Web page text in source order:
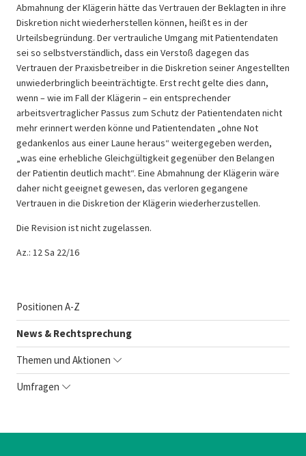
Abmahnung der Klägerin hätte das Vertrauen der Beklagten in ihre
Diskretion nicht wiederherstellen können, heißt es in der
Urteilsbegründung. Der vertrauliche Umgang mit Patientendaten
sei so selbstverständlich, dass ein Verstoß dagegen das
Vertrauen der Praxisbetreiber in die Diskretion seiner Angestellten
unwiederbringlich beeinträchtigte. Erst recht gelte dies dann,
wenn – wie im Fall der Klägerin – ein entsprechender
arbeitsvertraglicher Passus zum Schutz der Patientendaten nicht
mehr erinnert werden könne und Patientendaten „ohne Not
gedankenlos aus einer Laune heraus“ weitergegeben werden,
„was eine erhebliche Gleichgültigkeit gegenüber den Belangen
der Patientin deutlich macht“. Eine Abmahnung der Klägerin wäre
daher nicht geeignet gewesen, das verloren gegangene
Vertrauen in die Diskretion der Klägerin wiederherzustellen.
Die Revision ist nicht zugelassen.
Az.: 12 Sa 22/16
Positionen A-Z
News & Rechtsprechung
Themen und Aktionen
Umfragen